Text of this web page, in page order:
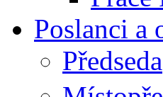
Poslanci a
Předseda